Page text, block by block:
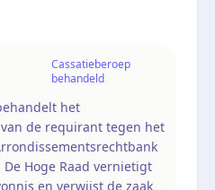
Cassatieberoep
behandeld
het
de requirant tegen het
De Hoge Raad vernietigt
en verwijst de zaak